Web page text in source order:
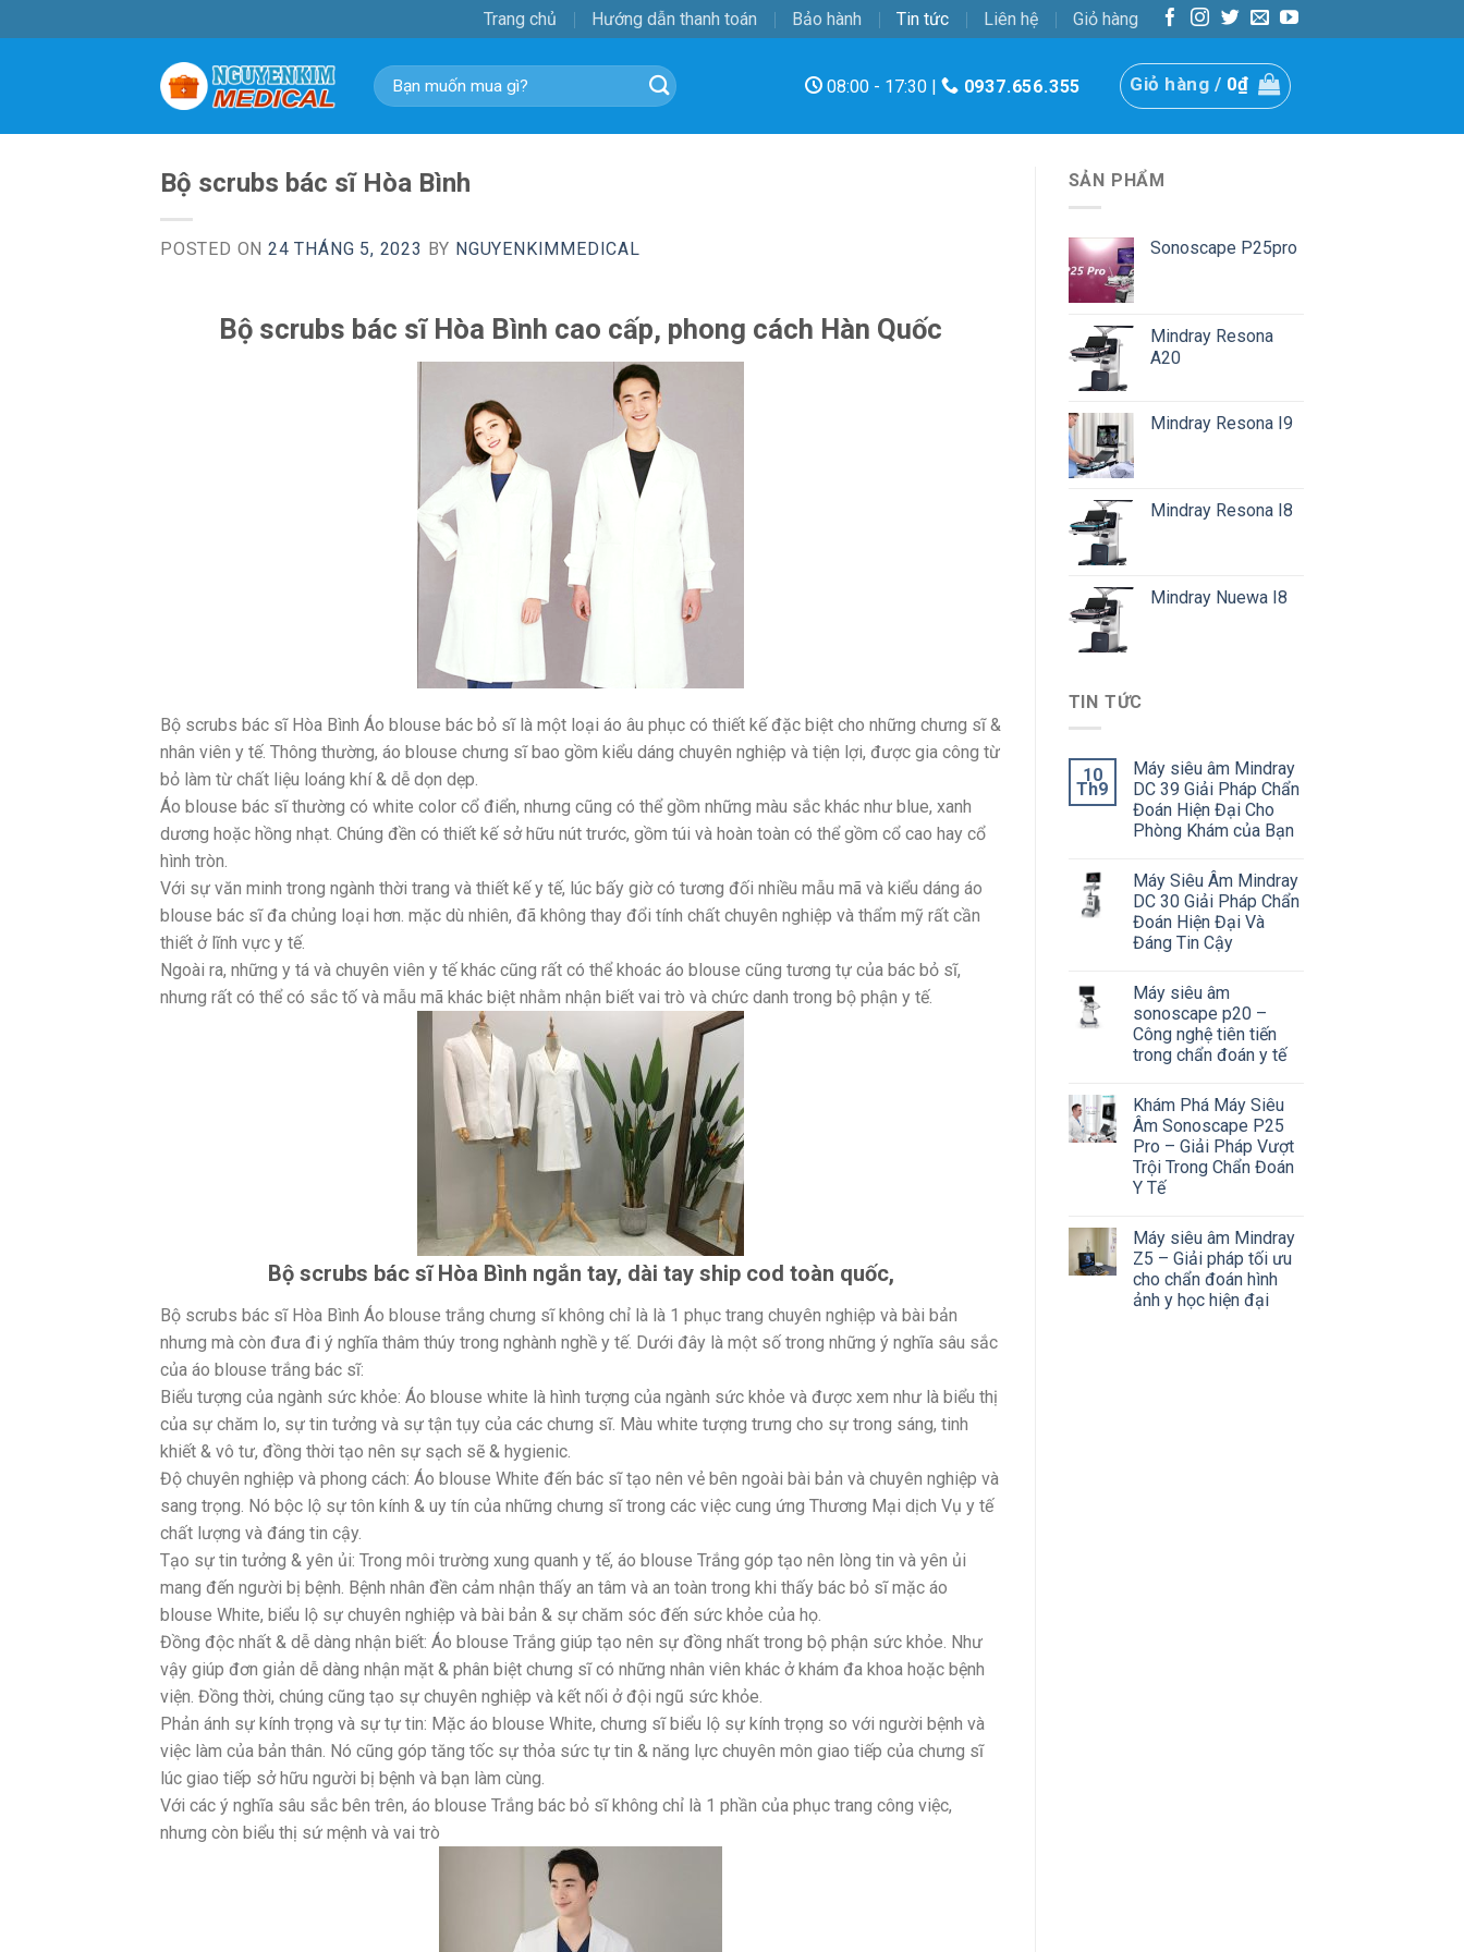
to
Trang chủ Hướng dẫn thanh toán Bảo hành Tin tức Liên hệ Giỏ hàng
Tìm
kiếm:
08:00 - 17:30 | 0937.656.355 Giỏ hàng / 0₫
Bộ scrubs bác sĩ Hòa Bình
POSTED ON24 THÁNG 5, 2023 BY NGUYENKIMMEDICAL
Bộ scrubs bác sĩ Hòa Bình cao cấp, phong cách Hàn Quốc
Bộ scrubs bác sĩ Hòa Bình Áo blouse bác bỏ sĩ là một loại áo âu phục có thiết kế đặc biệt cho những chưng sĩ &
nhân viên y tế. Thông thường, áo blouse chưng sĩ bao gồm kiểu dáng chuyên nghiệp và tiện lợi, được gia công từ
bỏ làm từ chất liệu loáng khí & dễ dọn dẹp.
Áo blouse bác sĩ thường có white color cổ điển, nhưng cũng có thể gồm những màu sắc khác như blue, xanh
dương hoặc hồng nhạt. Chúng đền có thiết kế sở hữu nút trước, gồm túi và hoàn toàn có thể gồm cổ cao hay cổ
hình tròn.
Với sự văn minh trong ngành thời trang và thiết kế y tế, lúc bấy giờ có tương đối nhiều mẫu mã và kiểu dáng áo
blouse bác sĩ đa chủng loại hơn. mặc dù nhiên, đã không thay đổi tính chất chuyên nghiệp và thẩm mỹ rất cần
thiết ở lĩnh vực y tế.
Ngoài ra, những y tá và chuyên viên y tế khác cũng rất có thể khoác áo blouse cũng tương tự của bác bỏ sĩ,
nhưng rất có thể có sắc tố và mẫu mã khác biệt nhằm nhận biết vai trò và chức danh trong bộ phận y tế.
Bộ scrubs bác sĩ Hòa Bình ngắn tay, dài tay ship cod toàn quốc,
Bộ scrubs bác sĩ Hòa Bình Áo blouse trắng chưng sĩ không chỉ là là 1 phục trang chuyên nghiệp và bài bản
nhưng mà còn đưa đi ý nghĩa thâm thúy trong nghành nghề y tế. Dưới đây là một số trong những ý nghĩa sâu sắc
của áo blouse trắng bác sĩ:
Biểu tượng của ngành sức khỏe: Áo blouse white là hình tượng của ngành sức khỏe và được xem như là biểu thị
của sự chăm lo, sự tin tưởng và sự tận tụy của các chưng sĩ. Màu white tượng trưng cho sự trong sáng, tinh
khiết & vô tư, đồng thời tạo nên sự sạch sẽ & hygienic.
Độ chuyên nghiệp và phong cách: Áo blouse White đến bác sĩ tạo nên vẻ bên ngoài bài bản và chuyên nghiệp và
sang trọng. Nó bộc lộ sự tôn kính & uy tín của những chưng sĩ trong các việc cung ứng Thương Mại dịch Vụ y tế
chất lượng và đáng tin cậy.
Tạo sự tin tưởng & yên ủi: Trong môi trường xung quanh y tế, áo blouse Trắng góp tạo nên lòng tin và yên ủi
mang đến người bị bệnh. Bệnh nhân đền cảm nhận thấy an tâm và an toàn trong khi thấy bác bỏ sĩ mặc áo
blouse White, biểu lộ sự chuyên nghiệp và bài bản & sự chăm sóc đến sức khỏe của họ.
Đồng độc nhất & dễ dàng nhận biết: Áo blouse Trắng giúp tạo nên sự đồng nhất trong bộ phận sức khỏe. Như
vậy giúp đơn giản dễ dàng nhận mặt & phân biệt chưng sĩ có những nhân viên khác ở khám đa khoa hoặc bệnh
viện. Đồng thời, chúng cũng tạo sự chuyên nghiệp và kết nối ở đội ngũ sức khỏe.
Phản ánh sự kính trọng và sự tự tin: Mặc áo blouse White, chưng sĩ biểu lộ sự kính trọng so với người bệnh và
việc làm của bản thân. Nó cũng góp tăng tốc sự thỏa sức tự tin & năng lực chuyên môn giao tiếp của chưng sĩ
lúc giao tiếp sở hữu người bị bệnh và bạn làm cùng.
Với các ý nghĩa sâu sắc bên trên, áo blouse Trắng bác bỏ sĩ không chỉ là 1 phần của phục trang công việc,
nhưng còn biểu thị sứ mệnh và vai trò
SẢN PHẨM
Sonoscape P25pro
Mindray Resona
A20
Mindray Resona I9
Mindray Resona I8
Mindray Nuewa I8
TIN TỨC
10
Th9
Máy siêu âm Mindray
DC 39 Giải Pháp Chẩn
Đoán Hiện Đại Cho
Phòng Khám của Bạn
Máy Siêu Âm Mindray
DC 30 Giải Pháp Chẩn
Đoán Hiện Đại Và
Đáng Tin Cậy
Máy siêu âm
sonoscape p20 –
Công nghệ tiên tiến
trong chẩn đoán y tế
Khám Phá Máy Siêu
Âm Sonoscape P25
Pro – Giải Pháp Vượt
Trội Trong Chẩn Đoán
Y Tế
Máy siêu âm Mindray
Z5 – Giải pháp tối ưu
cho chẩn đoán hình
ảnh y học hiện đại